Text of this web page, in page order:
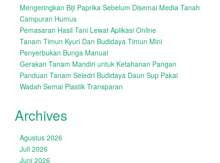
Mengeringkan Biji Paprika Sebelum Disemai Media Tanah
Campuran Humus
Pemasaran Hasil Tani Lewat Aplikasi Online
Tanam Timun Kyuri Dan Budidaya Timun Mini
Penyerbukan Bunga Manual
Gerakan Tanam Mandiri untuk Ketahanan Pangan
Panduan Tanam Seledri Budidaya Daun Sup Pakai
Wadah Semai Plastik Transparan
Archives
Agustus 2026
Juli 2026
Juni 2026